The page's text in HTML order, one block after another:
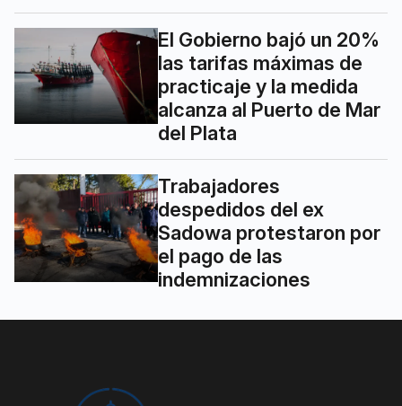
El Gobierno bajó un 20%
las tarifas máximas de
practicaje y la medida
alcanza al Puerto de Mar
del Plata
Trabajadores
despedidos del ex
Sadowa protestaron por
el pago de las
indemnizaciones